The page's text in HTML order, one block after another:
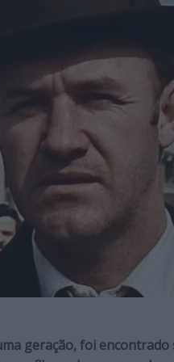
geração, foi encontrado